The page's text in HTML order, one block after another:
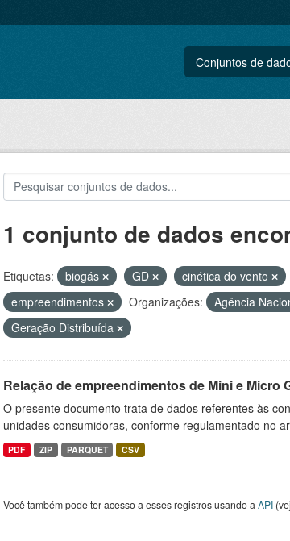
Conjuntos de
1 conjunto de dados
Etiquetas: biogás GD cinética do vento
empreendimentos
Organizações: Agência
Geração Distribuída
Relação de empreendimentos de Mini e Micro
O presente documento trata de dados referentes às
unidades consumidoras, conforme regulamentado no
PDF ZIP PARQUET CSV
Você também pode ter acesso a esses registros usando a API